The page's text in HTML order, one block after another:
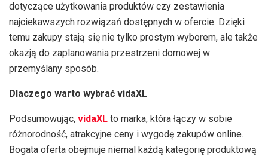
dotyczące użytkowania produktów czy zestawienia
najciekawszych rozwiązań dostępnych w ofercie. Dzięki
temu zakupy stają się nie tylko prostym wyborem, ale także
okazją do zaplanowania przestrzeni domowej w
przemyślany sposób.
Dlaczego warto wybrać vidaXL
Podsumowując, vidaXL to marka, która łączy w sobie
różnorodność, atrakcyjne ceny i wygodę zakupów online.
Bogata oferta obejmuje niemal każdą kategorię produktową